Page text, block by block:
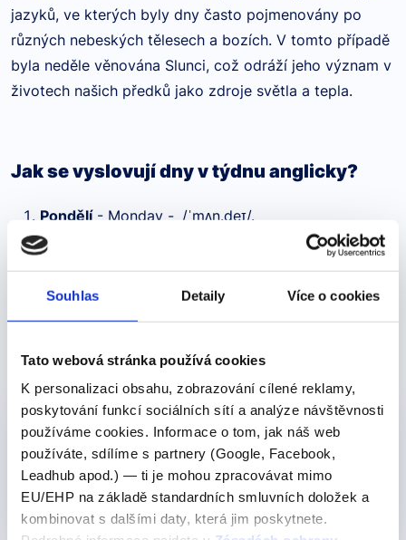
Souhlas Detaily Více o cookies
Tato webová stránka používá cookies
K personalizaci obsahu, zobrazování cílené reklamy,
poskytování funkcí sociálních sítí a analýze návštěvnosti
používáme cookies. Informace o tom, jak náš web
používáte, sdílíme s partnery (Google, Facebook,
Leadhub apod.) — ti je mohou zpracovávat mimo
EU/EHP na základě standardních smluvních doložek a
kombinovat s dalšími daty, která jim poskytnete.
jazyků, ve kterých byly dny často pojmenovány po
různých nebeských tělesech a bozích. V tomto případě
byla neděle věnována Slunci, což odráží jeho význam v
životech našich předků jako zdroje světla a tepla.
Jak se vyslovují dny v týdnu anglicky?
Pondělí- Monday - /ˈmʌn.deɪ/.
Úterý - Tuesday
- /ˈtjuːz.deɪ/ nebo /ˈtjuːz.di/.
Středa - Wednesday- /ˈwenz.deɪ/ nebo /ˈwenz.di/.
Čtvrtek - Thursday
- /ˈθɜːrz.deɪ/ nebo /ˈθɜːrz.di/.
Pátek - Friday- /ˈfraɪ.deɪ/ nebo /ˈfraɪ.di/.
Neděle - Sunday- /ˈsʌn.deɪ/ nebo /ˈsʌn.di/.
Pro středně pokročilé
Videokurz: Minulé časy -
vše co potřebujete vědět
349 Kč Detail